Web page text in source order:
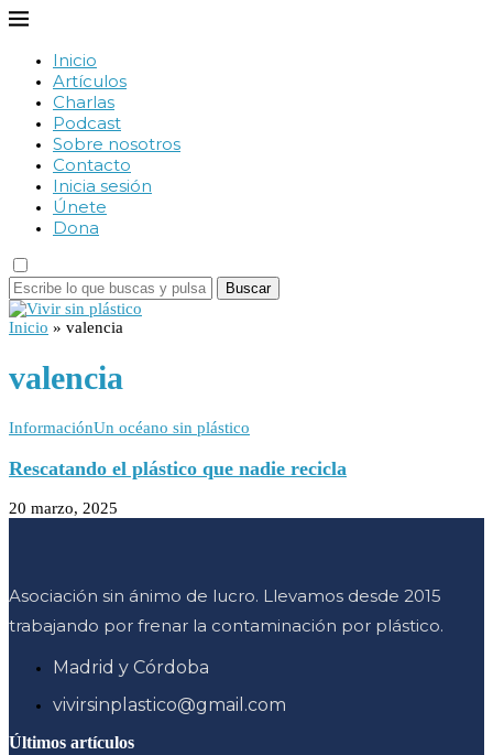
Inicio
Artículos
Charlas
Podcast
Sobre nosotros
Contacto
Inicia sesión
Únete
Dona
Buscar
Inicio » valencia
valencia
InformaciónUn océano sin plástico
Rescatando el plástico que nadie recicla
20 marzo, 2025
Asociación sin ánimo de lucro. Llevamos desde 2015
trabajando por frenar la contaminación por plástico.
Madrid y Córdoba
vivirsinplastico@gmail.com
Últimos artículos